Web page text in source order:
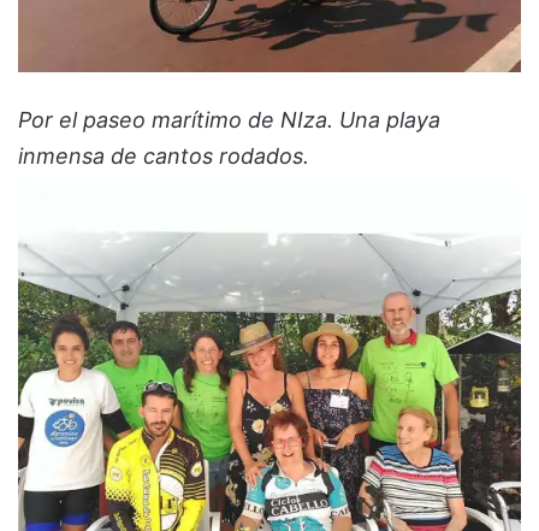
Por el paseo marítimo de NIza. Una playa
inmensa de cantos rodados.